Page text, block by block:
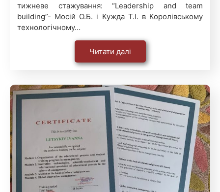
тижневе стажування: “Leadership and team
building”- Мосій О.Б. і Кужда Т.І. в Королівському
технологічному…
Читати далі